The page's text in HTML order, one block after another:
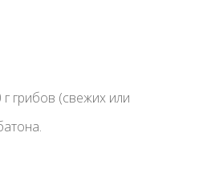
грибов (свежих или